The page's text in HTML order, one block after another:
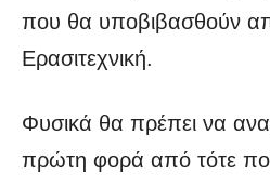
που θα υποβιβασθούν
Ερασιτεχνική.
Φυσικά θα πρέπει να
πρώτη φορά από τότε